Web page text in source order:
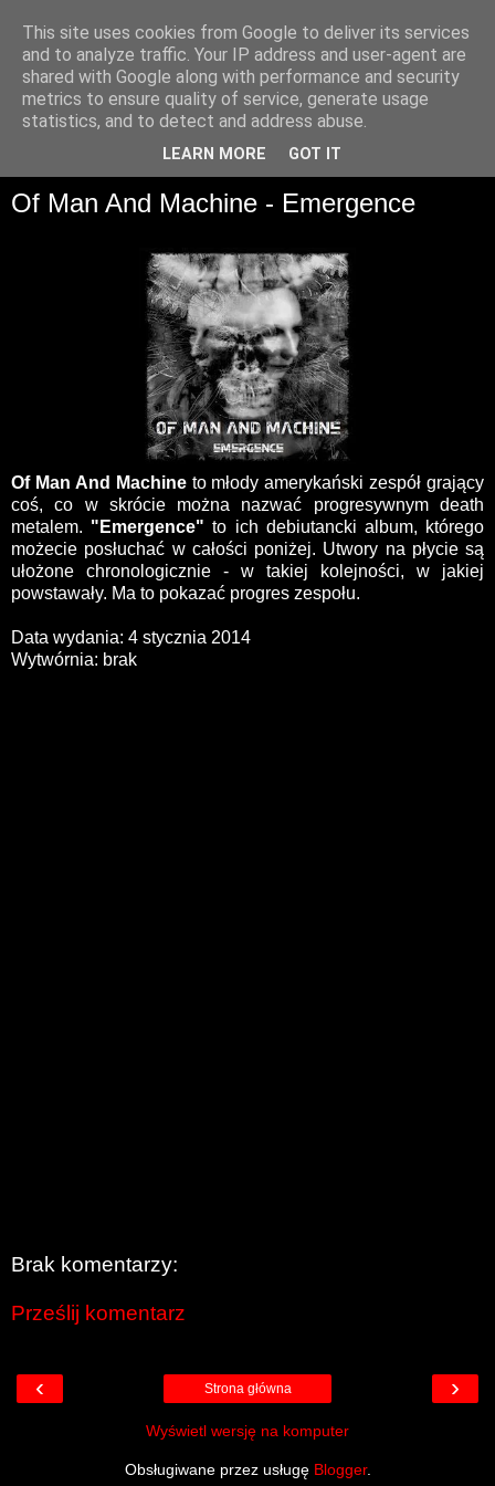
Of Man And Machine - Emergence
Of Man And Machineto młody amerykański zespół grający
coś, co w skrócie można nazwać progresywnym death
metalem. "Emergence" to ich debiutancki album, którego
możecie posłuchać w całości poniżej. Utwory na płycie są
ułożone chronologicznie - w takiej kolejności, w jakiej
powstawały. Ma to pokazać progres zespołu.
Data wydania: 4 stycznia 2014
Wytwórnia: brak
Brak komentarzy:
Prześlij komentarz
‹ ›
Strona główna
Wyświetl wersję na komputer
Obsługiwane przez usługę Blogger.
This site uses cookies from Google to deliver its services
and to analyze traffic. Your IP address and user-agent are
shared with Google along with performance and security
metrics to ensure quality of service, generate usage
statistics, and to detect and address abuse.
LEARN MORE GOT IT